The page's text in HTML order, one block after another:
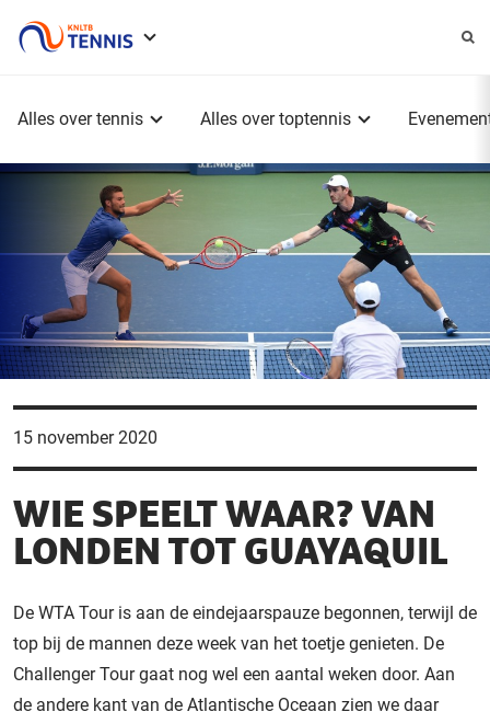
Alles over tennis Alles over toptennis
15 november 2020
WIE SPEELT WAAR? VAN
LONDEN TOT GUAYAQUIL
De WTA Tour is aan de eindejaarspauze begonnen, terwijl de
top bij de mannen deze week van het toetje genieten. De
Challenger Tour gaat nog wel een aantal weken door. Aan
de andere kant van de Atlantische Oceaan zien we daar